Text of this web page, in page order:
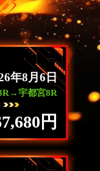
年8月6日
宇都宮8R
円